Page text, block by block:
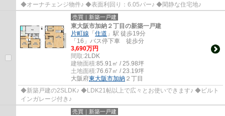
◆オーナチェンジ物件♪ ◆表面利回り：6.05パー♪ ◆閑静な住宅地♪
売買｜新築一戸建
東大阪市加納２丁目の新築一戸建
片町線 「住道 」駅 徒歩19分
「16」バス停下車 徒歩分
3,690万円
間取:2LDK
建物面積:85.91㎡ / 25.98坪
土地面積:76.67㎡ / 23.19坪
大阪府東大阪市加納 ２丁目
◆新築戸建の2SLDK♪ ◆LDK21帖以上で広々とお使いできます♪ ◆ビルト
インガレージ付き♪
売買｜新築一戸建